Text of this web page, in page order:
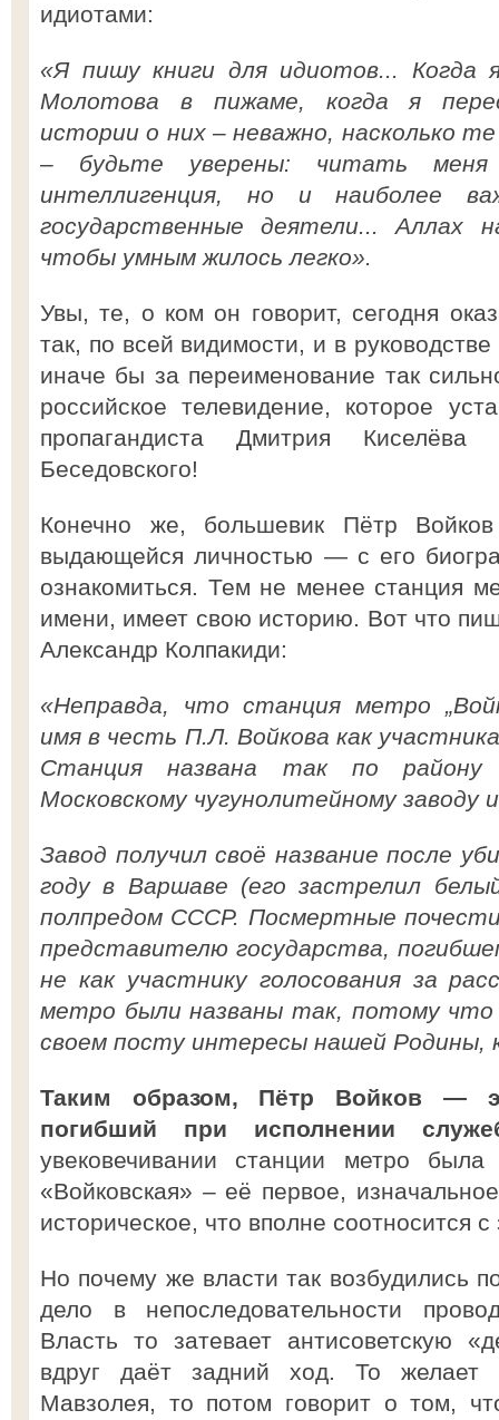
идиотами:
«Я пишу книги для идиотов... Когда
Молотова в пижаме, когда я
истории о них – неважно, насколько
– будьте уверены: читать
интеллигенция, но и наиболее
государственные деятели... Аллах
чтобы умным жилось легко».
Увы, те, о ком он говорит, сегодня
так, по всей видимости, и в
иначе бы за переименование так
российское телевидение, которое
пропагандиста Дмитрия
Беседовского!
Конечно же, большевик Пётр
выдающейся личностью — с его
ознакомиться. Тем не менее станция
имени, имеет свою историю. Вот что
Александр Колпакиди:
«Неправда, что станция метро
имя в честь П.Л. Войкова как
Станция названа так по району
Московскому чугунолитейному заводу
Завод получил своё название после
году в Варшаве (его застрелил
полпредом СССР. Посмертные
представителю государства,
не как участнику голосования за
метро были названы так, потому что
своем посту интересы нашей Родины,
Таким образом, Пётр Войков —
погибший при исполнении
увековечивании станции метро
«Войковская» – её первое,
историческое, что вполне соотносится
Но почему же власти так возбудились
дело в непоследовательности
Власть то затевает антисоветскую
вдруг даёт задний ход. То желает
Мавзолея, то потом говорит о том,